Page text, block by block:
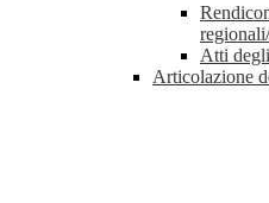
Atti
Articolazione